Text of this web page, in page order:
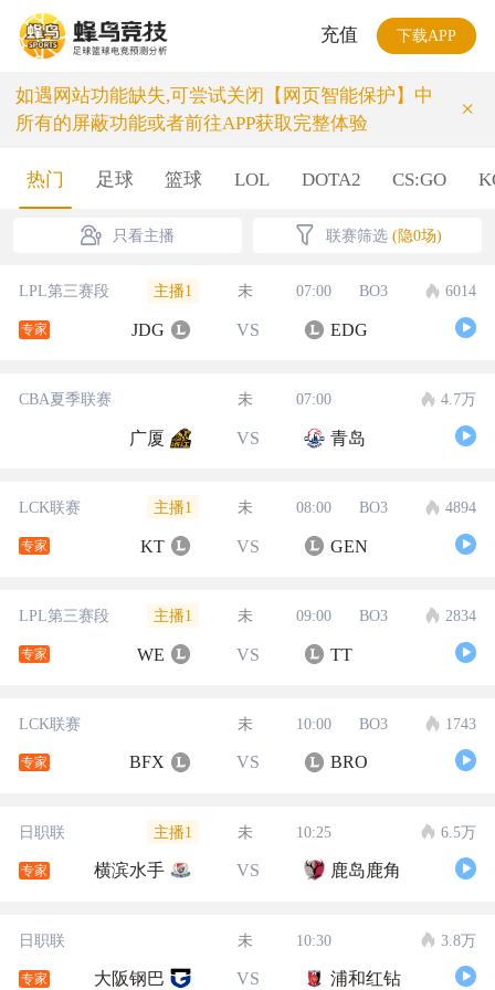
充值 下载APP
如遇网站功能缺失,可尝试关闭【网页智能保护】中
所有的屏蔽功能或者前往APP获取完整体验
×
热门 足球 篮球 LOL DOTA2 CS:GO
只看主播 联赛筛选 (隐0场)
LPL第三赛段 主播1 未 07:00 BO3 6014
专家 JDG VS EDG
CBA夏季联赛 未 07:00 4.7万
广厦 VS 青岛
LCK联赛 主播1 未 08:00 BO3 4894
专家 KT VS GEN
LPL第三赛段 主播1 未 09:00 BO3 2834
专家 WE VS TT
LCK联赛 未 10:00 BO3 1743
专家 BFX VS BRO
日职联 主播1 未 10:25 6.5万
专家 横滨水手 VS 鹿岛鹿角
日职联 未 10:30 3.8万
专家 大阪钢巴 VS 浦和红钻